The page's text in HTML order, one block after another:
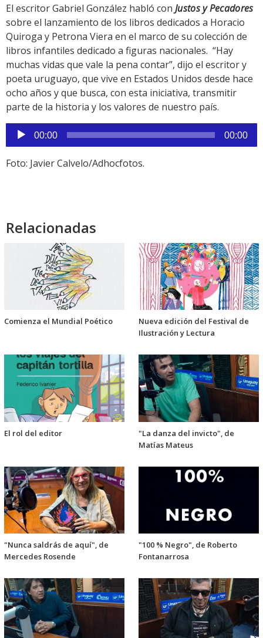
Link
El escritor Gabriel González habló con Justos y Pecadores
sobre el lanzamiento de los libros dedicados a Horacio
Quiroga y Petrona Viera en el marco de su colección de
libros infantiles dedicado a figuras nacionales. “Hay
muchas vidas que vale la pena contar”, dijo el escritor y
poeta uruguayo, que vive en Estados Unidos desde hace
ocho años y que busca, con esta iniciativa, transmitir
parte de la historia y los valores de nuestro país.
Reproductor
de
audio
00:00 00:00
Foto: Javier Calvelo/Adhocfotos.
Relacionadas
Comienza el Mundial Poético
Nueva edición del Festival de
Ilustración y Lectura
El rol del editor
"La danza del invicto", de
Matías Mateus
"Nunca saldrás de aquí", de
Mercedes Rosende
"100 % Negro", de Roberto
Fontanarrosa